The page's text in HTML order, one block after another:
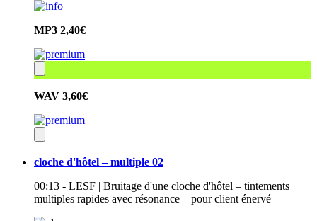
MP3 2,40€
WAV 3,60€
cloche d'hôtel – multiple 02
00:13 - LESF | Bruitage d'une cloche d'hôtel – tintements
multiples rapides avec résonance – pour client énervé